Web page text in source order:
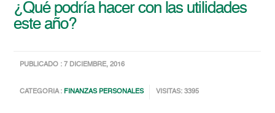
¿Qué podría hacer con las utilidades
este año?
PUBLICADO : 7 DICIEMBRE, 2016
CATEGORIA : FINANZAS PERSONALES VISITAS: 3395